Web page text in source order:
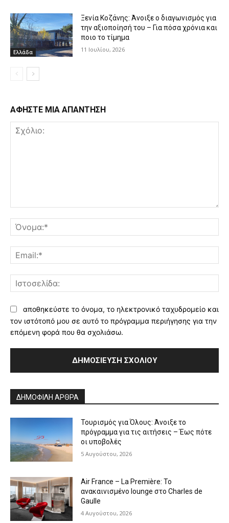
Ελλάδα
Ξενία Κοζάνης: Άνοιξε ο διαγωνισμός για
την αξιοποίησή του – Για πόσα χρόνια και
ποιο το τίμημα
11 Ιουλίου, 2026
ΑΦΗΣΤΕ ΜΙΑ ΑΠΑΝΤΗΣΗ
αποθηκεύστε το όνομα, το ηλεκτρονικό ταχυδρομείο και
τον ιστότοπό μου σε αυτό το πρόγραμμα περιήγησης για την
επόμενη φορά που θα σχολιάσω.
ΔΗΜΟΦΙΛΗ ΑΡΘΡΑ
Τουρισμός για Όλους: Άνοιξε το
πρόγραμμα για τις αιτήσεις – Έως πότε
οι υποβολές
5 Αυγούστου, 2026
Air France – La Première: Το
ανακαινισμένο lounge στο Charles de
Gaulle
4 Αυγούστου, 2026